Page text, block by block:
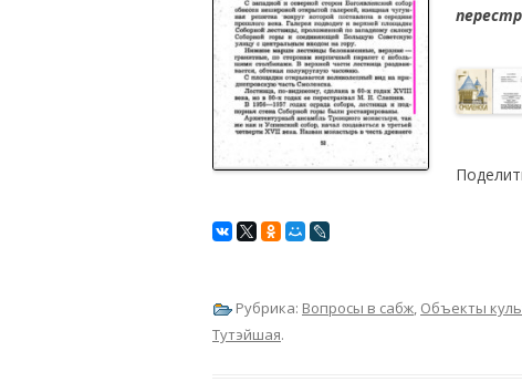
Рубрика: Вопросы в сабж, Объекты
Тутэйшая.